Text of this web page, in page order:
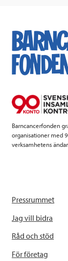
Barncancerfonden
organisationer med
verksamhetens
Pressrummet
Jag vill bidra
Råd och stöd
För företag